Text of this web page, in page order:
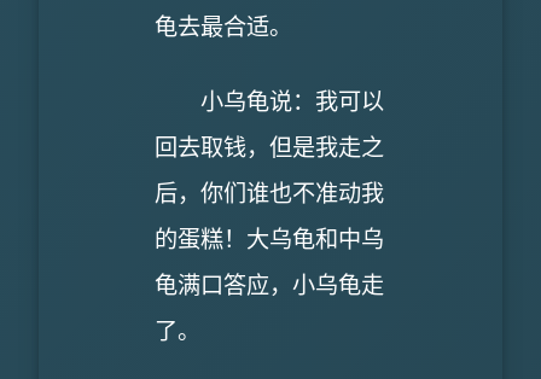
龟去最合适。
小乌龟说：我可以
回去取钱，但是我走之
后，你们谁也不准动我
的蛋糕！大乌龟和中乌
龟满口答应，小乌龟走
了。